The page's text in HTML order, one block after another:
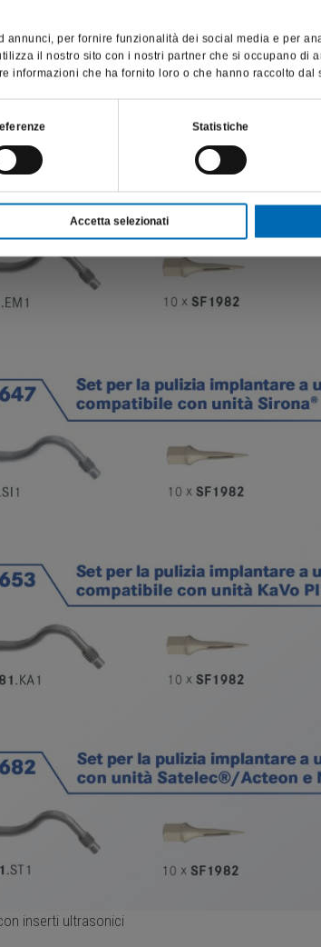
per fornire funzionalità dei social media e per
il nostro sito con i nostri partner che si occupano di
informazioni che ha fornito loro o che hanno raccolto
Statistiche
Accetta selezionati
inserti ultrasonici
pertanto, per visitare il sito, dichiaro di essere un
operatore sanitario.
SONO UN OPERATORE SANITARIO